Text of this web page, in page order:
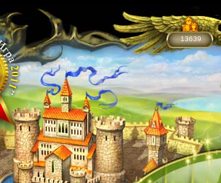
13639